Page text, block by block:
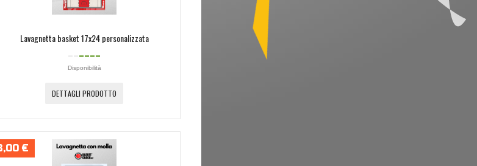
Lavagnetta basket 17x24 personalizzata
Disponibilità
DETTAGLI PRODOTTO
€